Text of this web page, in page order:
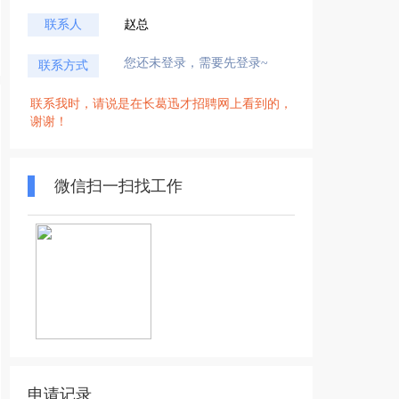
联系人 赵总
联系方式 您还未登录，需要先登录~
联系我时，请说是在长葛迅才招聘网上看到的，
谢谢！
微信扫一扫找工作
申请记录